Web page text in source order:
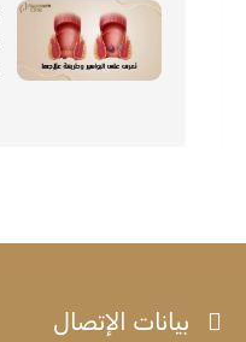
بيانات الإتصال